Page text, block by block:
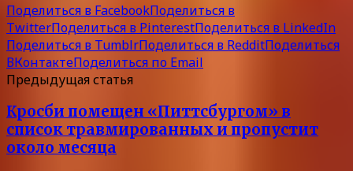
Поделиться в FacebookПоделиться в
TwitterПоделиться в PinterestПоделиться в LinkedIn
Поделиться в TumblrПоделиться в RedditПоделиться
ВКонтактеПоделиться по Email
Предыдущая статья
Кросби помещен «Питтсбургом» в
список травмированных и пропустит
около месяца